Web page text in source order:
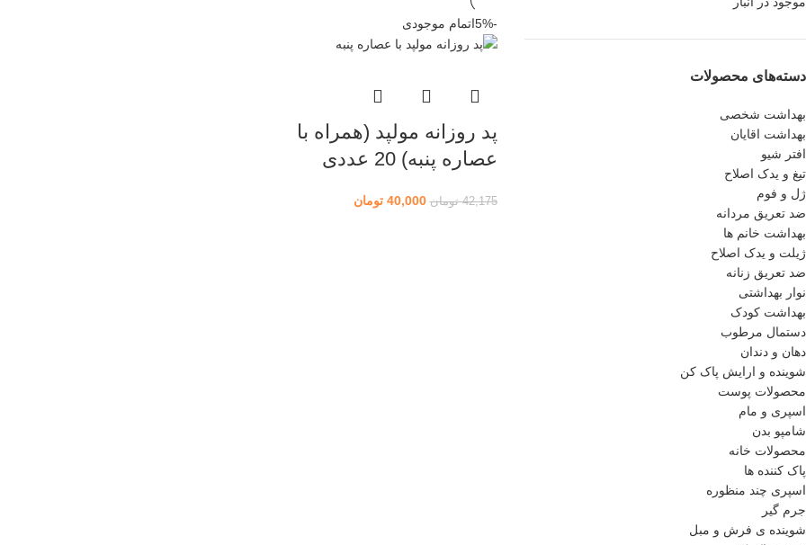
دسته‌های محصولات
بهداشت شخصی
بهداشت اقایان
افتر شیو
تیغ و یدک اصلاح
ژل و فوم
ضد تعریق مردانه
بهداشت خانم ها
ژیلت و یدک اصلاح
ضد تعریق زنانه
نوار بهداشتی
بهداشت کودک
دستمال مرطوب
دهان و دندان
شوینده و ارایش پاک کن
محصولات پوست
اسپری و مام
شامپو بدن
محصولات خانه
پاک کننده ها
اسپری چند منظوره
جرم گیر
شوینده ی فرش و مبل
-5% اتمام موجودی
پد روزانه مولپد (همراه با
عصاره پنبه) 20 عددی
42,175 تومان 40,000 تومان